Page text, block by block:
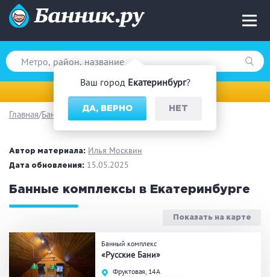
Ваш город Екатеринбург?
ДА, ВЕРНО НЕТ
Вид парной
Русская баня
Финская сауна
Поводы
Загородный отдых
Главная Банный комплекс
Автор материала: Илья Москвин
Дата обновления: 15.05.2025
Банные комплексы в Екатеринбурге
Показать на карте
Банный комплекс
«Русские Бани»
Фруктовая, 14А